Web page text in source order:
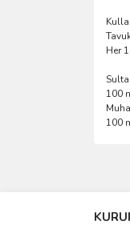
Her
100
100